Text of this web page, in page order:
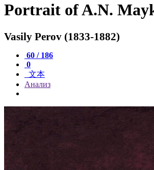
Portrait of A.N.
Vasily Perov (1833-1882)
60 / 186
0
文本
Анализ